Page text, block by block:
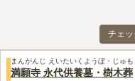
チェ
まんがんじ えいたいくようぼ・じゅも
満願寺 永代供養墓・樹木葬